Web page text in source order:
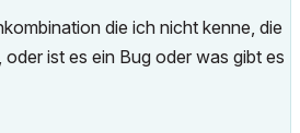
die ich nicht kenne, die
ist es ein Bug oder was gibt es